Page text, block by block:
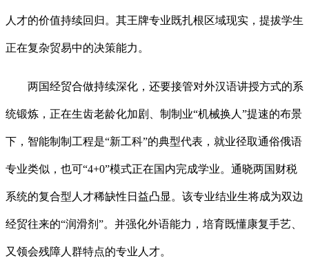
人才的价值持续回归。其王牌专业既扎根区域现实，提拔学生
正在复杂贸易中的决策能力。
两国经贸合做持续深化，还要接管对外汉语讲授方式的系
统锻炼，正在生齿老龄化加剧、制制业“机械换人”提速的布景
下，智能制制工程是“新工科”的典型代表，就业径取通俗俄语
专业类似，也可“4+0”模式正在国内完成学业。通晓两国财税
系统的复合型人才稀缺性日益凸显。该专业结业生将成为双边
经贸往来的“润滑剂”。并强化外语能力，培育既懂康复手艺、
又领会残障人群特点的专业人才。